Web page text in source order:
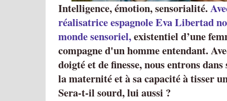
Intelligence, émotion, sensorialité.
réalisatrice espagnole Eva Libertad
monde sensoriel,existentiel d’une
compagne d'un homme entendant.
doigté et de finesse, nous entrons dans
la maternité et à sa capacité à tisser
Sera-t-il sourd, lui aussi ?